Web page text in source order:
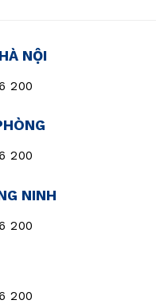
NỘI
200
200
NINH
200
200